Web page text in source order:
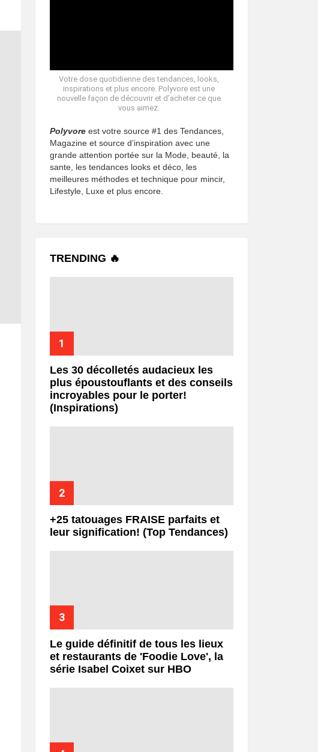
Votre dose quotidienne des tendances, looks,
inspirations et plus encore. Polyvore est une
nouvelle façon de découvrir et d’acheter ce que
vous aimez.
Polyvore est votre source #1 des Tendances,
Magazine et source d’inspiration avec une
grande attention portée sur la Mode, beauté, la
sante, les tendances looks et déco, les
meilleures méthodes et technique pour mincir,
Lifestyle, Luxe et plus encore.
TRENDING 🔥
Les 30 décolletés audacieux les
plus époustouflants et des conseils
incroyables pour le porter!
(Inspirations)
+25 tatouages ​​FRAISE parfaits et
leur signification! (Top Tendances)
Le guide définitif de tous les lieux
et restaurants de 'Foodie Love', la
série Isabel Coixet sur HBO